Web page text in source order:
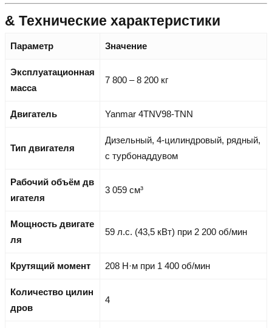
& Технические характеристики
Параметр Значение
Эксплуатационная
масса
7 800 – 8 200 кг
Двигатель Yanmar 4TNV98-TNN
Тип двигателя
Дизельный, 4-цилиндровый, рядный,
с турбонаддувом
Рабочий объём дв
игателя
3 059 см³
Мощность двигате
ля
59 л.с. (43,5 кВт) при 2 200 об/мин
Крутящий момент 208 Н·м при 1 400 об/мин
Количество цилин
дров
4